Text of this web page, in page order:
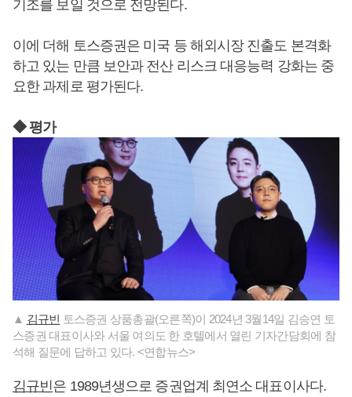
기조를 보일 것으로 전망된다.
이에 더해 토스증권은 미국 등 해외시장 진출도 본격화
하고 있는 만큼 보안과 전산 리스크 대응능력 강화는 중
요한 과제로 평가된다.
◆ 평가
▲ 김규빈 토스증권 상품총괄(오른쪽)이 2024년 3월14일 김승연 토
스증권 대표이사와 서울 여의도 한 호텔에서 열린 기자간담회에 참
석해 질문에 답하고 있다. <연합뉴스>
김규빈은 1989년생으로 증권업계 최연소 대표이사다.